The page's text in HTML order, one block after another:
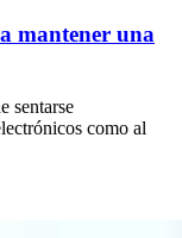
mantener una
sentarse
como al